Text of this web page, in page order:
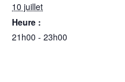
10 juillet
Heure :
21h00 - 23h00